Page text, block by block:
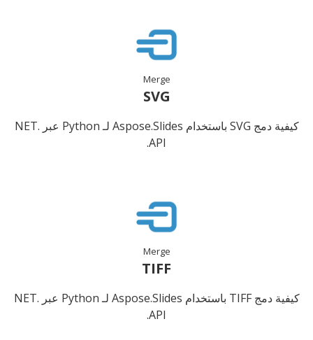
Merge
SVG
كيفية دمج SVG باستخدام Aspose.Slides لـ Python عبر .NET
API.
Merge
TIFF
كيفية دمج TIFF باستخدام Aspose.Slides لـ Python عبر .NET
API.